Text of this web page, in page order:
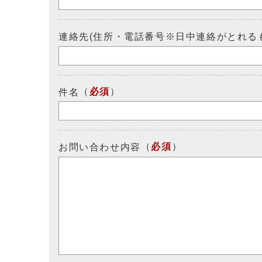
連絡先(住所・電話番号※日中連絡がとれる
件名 （ 必須 ）
お問い合わせ内容 （ 必須 ）